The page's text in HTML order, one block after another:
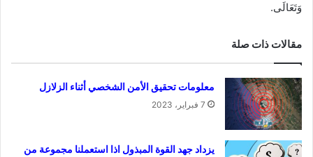
وَتَعَالَى.
مقالات ذات صلة
معلومات تحقيق الأمن الشخصي أثناء الزلازل
7 فبراير، 2023
يزداد جهد القوة المبذول اذا استعملنا مجموعة من